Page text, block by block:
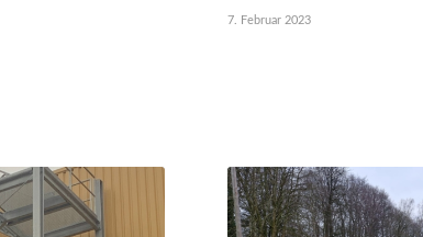
7. Februar 2023